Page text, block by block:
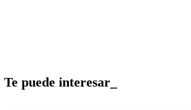
Te puede interesar_